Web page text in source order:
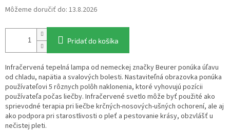
Môžeme doručiť do: 13.8.2026
Pridať do košíka
Infračervená tepelná lampa od nemeckej značky Beurer ponúka úľavu
od chladu, napätia a svalových bolesti. Nastaviteľná obrazovka ponúka
používateľovi 5 rôznych polôh naklonenia, ktoré vyhovujú pozícii
používateľa počas liečby. Infračervené svetlo môže byť použité ako
sprievodné terapia pri liečbe krčných-nosových-ušných ochorení, ale aj
ako podpora pri starostlivosti o pleť a pestovanie krásy, obzvlášť u
nečistej pleti.